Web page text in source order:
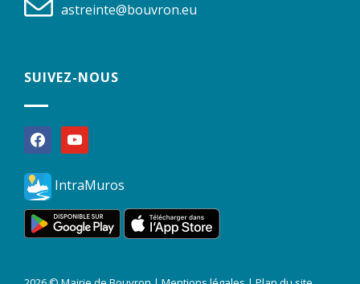
astreinte@bouvron.eu
SUIVEZ-NOUS
facebookyoutube
IntraMuros